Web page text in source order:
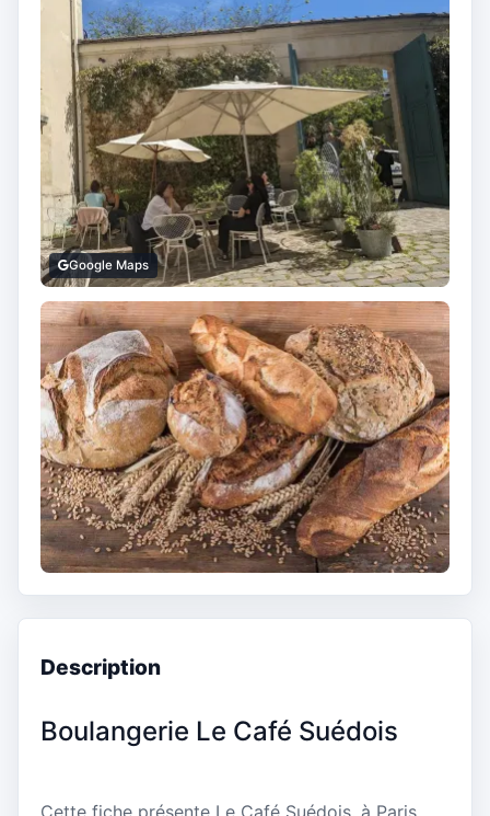
Google Maps
Description
Boulangerie Le Café Suédois